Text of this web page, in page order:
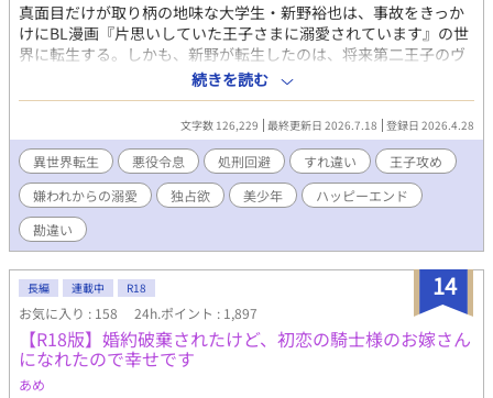
真面目だけが取り柄の地味な大学生・新野裕也は、事故をきっか
けにBL漫画『片思いしていた王子さまに溺愛されています』の世
界に転生する。しかも、新野が転生したのは、将来第二王子のヴ
ァレリウスに処刑される運命を持つ悪役令息・リュシエル。そん
な未来を回避するため、リュシエルはわがままな性格を改め、目
立たず穏やかに生きることを決意する。 しかしリュシエルの変化
が、嫌われていたはずの第二王子ヴァレリウスの関心を引いてし
まう。関わらないように、と願っていたはずなのに、なぜか少し
ずつ関係を変わっていって…… 処刑エンド回避を目指す転生令息
と、彼に惹かれていく王子のすれ違いから始まるハッピーエンド
なお話です。 R18には※つけます。
続きを読む
文字数 126,229 最終更新日 2026.7.18 登録日 2026.4.28
異世界転生 悪役令息 処刑回避 すれ違い
王子攻め
嫌われからの溺愛
独占欲 美少年
ハッピーエンド
勘違い
14
長編 連載中 R18
お気に入り : 158 24h.ポイント : 1,897
【R18版】婚約破棄されたけど、初恋の騎士様のお嫁さん
になれたので幸せです
あめ